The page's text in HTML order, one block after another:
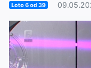
Loto 6 od 39